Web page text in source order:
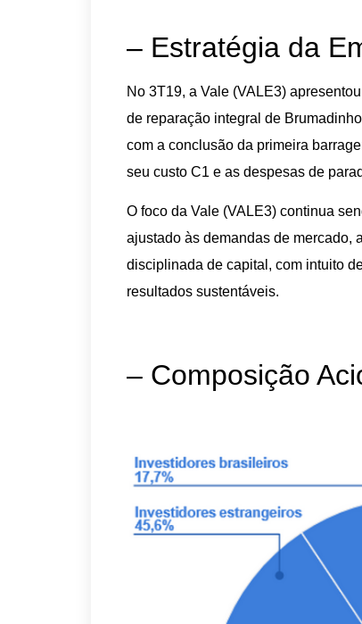
– Estratégia da
No 3T19, a Vale (VALE3)
de reparação integral de
com a conclusão da primeira
seu custo C1 e as despesas de
O foco da Vale (VALE3) continua
ajustado às demandas de mercado,
disciplinada de capital, com intuito
resultados sustentáveis.
– Composição